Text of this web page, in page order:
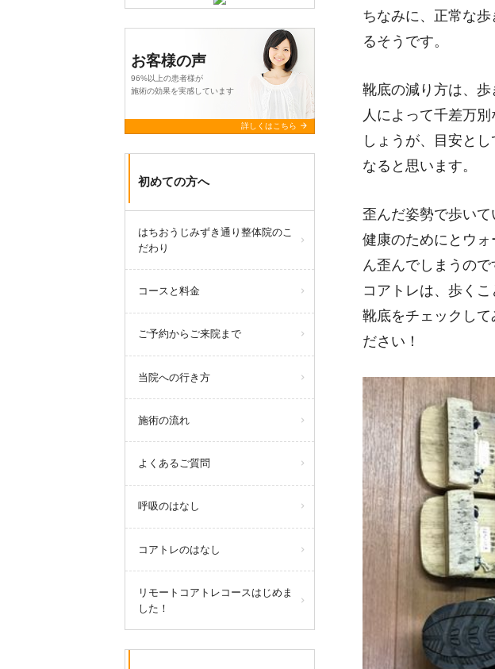
ちなみに、正常な
るそうです。
靴底の減り方は、歩
人によって千差万
しょうが、目安と
なると思います。
歪んだ姿勢で歩いて
健康のためにとウ
ん歪んでしまうので
コアトレは、歩く
靴底をチェックし
ださい！
お客様の声
96%以上の患者様が
施術の効果を実感しています
詳しくはこちら arrow_forward
初めての方へ
はちおうじみずき通り整体院のこ
だわり
コースと料金
ご予約からご来院まで
当院への行き方
施術の流れ
よくあるご質問
呼吸のはなし
コアトレのはなし
リモートコアトレコースはじめま
した！